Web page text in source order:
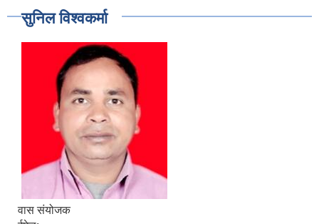
सुनिल विश्‍वक‍र्मा
वास संयोजक